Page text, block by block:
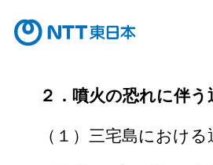
２．噴火の恐れに伴う
（１）三宅島におけ